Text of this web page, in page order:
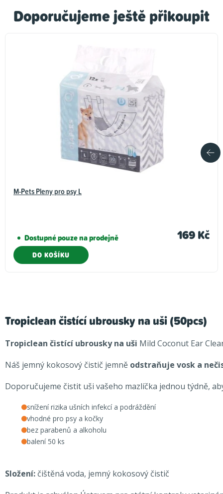
Doporučujeme ještě přikoupit
M-Pets Pleny pro psy L
Dostupné pouze na prodejně 169 Kč
DO KOŠÍKU
Tropiclean čistící ubrousky na uši (50pcs)
Tropiclean čistící ubrousky na uši Mild Coconut Ear
Náš jemný kokosový čistič jemně odstraňuje vosk a
Doporučujeme čistit uši vašeho mazlíčka jednou týdně,
snížení rizika ušních infekcí a podráždění
vhodné pro psy a kočky
bez parabenů a alkoholu
balení 50 ks
Složení: čištěná voda, jemný kokosový čistič